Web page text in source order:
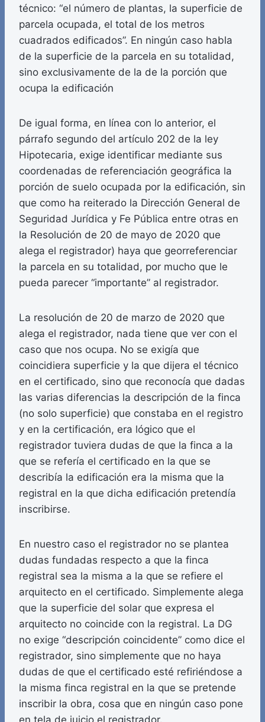
técnico: “el número de plantas, la superficie de
parcela ocupada, el total de los metros
cuadrados edificados”. En ningún caso habla
de la superficie de la parcela en su totalidad,
sino exclusivamente de la de la porción que
ocupa la edificación
De igual forma, en línea con lo anterior, el
párrafo segundo del artículo 202 de la ley
Hipotecaria, exige identificar mediante sus
coordenadas de referenciación geográfica la
porción de suelo ocupada por la edificación, sin
que como ha reiterado la Dirección General de
Seguridad Jurídica y Fe Pública entre otras en
la Resolución de 20 de mayo de 2020 que
alega el registrador) haya que georreferenciar
la parcela en su totalidad, por mucho que le
pueda parecer “importante” al registrador.
La resolución de 20 de marzo de 2020 que
alega el registrador, nada tiene que ver con el
caso que nos ocupa. No se exigía que
coincidiera superficie y la que dijera el técnico
en el certificado, sino que reconocía que dadas
las varias diferencias la descripción de la finca
(no solo superficie) que constaba en el registro
y en la certificación, era lógico que el
registrador tuviera dudas de que la finca a la
que se refería el certificado en la que se
describía la edificación era la misma que la
registral en la que dicha edificación pretendía
inscribirse.
En nuestro caso el registrador no se plantea
dudas fundadas respecto a que la finca
registral sea la misma a la que se refiere el
arquitecto en el certificado. Simplemente alega
que la superficie del solar que expresa el
arquitecto no coincide con la registral. La DG
no exige “descripción coincidente” como dice el
registrador, sino simplemente que no haya
dudas de que el certificado esté refiriéndose a
la misma finca registral en la que se pretende
inscribir la obra, cosa que en ningún caso pone